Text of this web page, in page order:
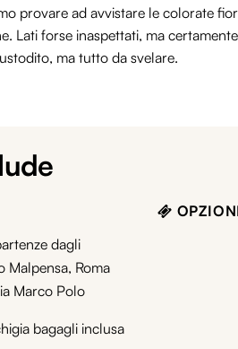
provare ad avvistare le colorate
Lati forse inaspettati, ma
ma tutto da svelare.
dagli
Malpensa, Roma
Marco Polo
bagagli inclusa